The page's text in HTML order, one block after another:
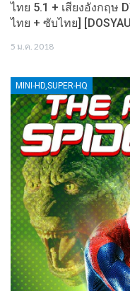
ไทย 5.1 + เสียงอังกฤษ
ไทย + ซับไทย]
5 ม.ค. 2018
MINI-HD,SUPER-HQ